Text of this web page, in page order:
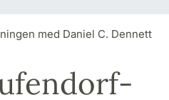
med Daniel C. Dennett